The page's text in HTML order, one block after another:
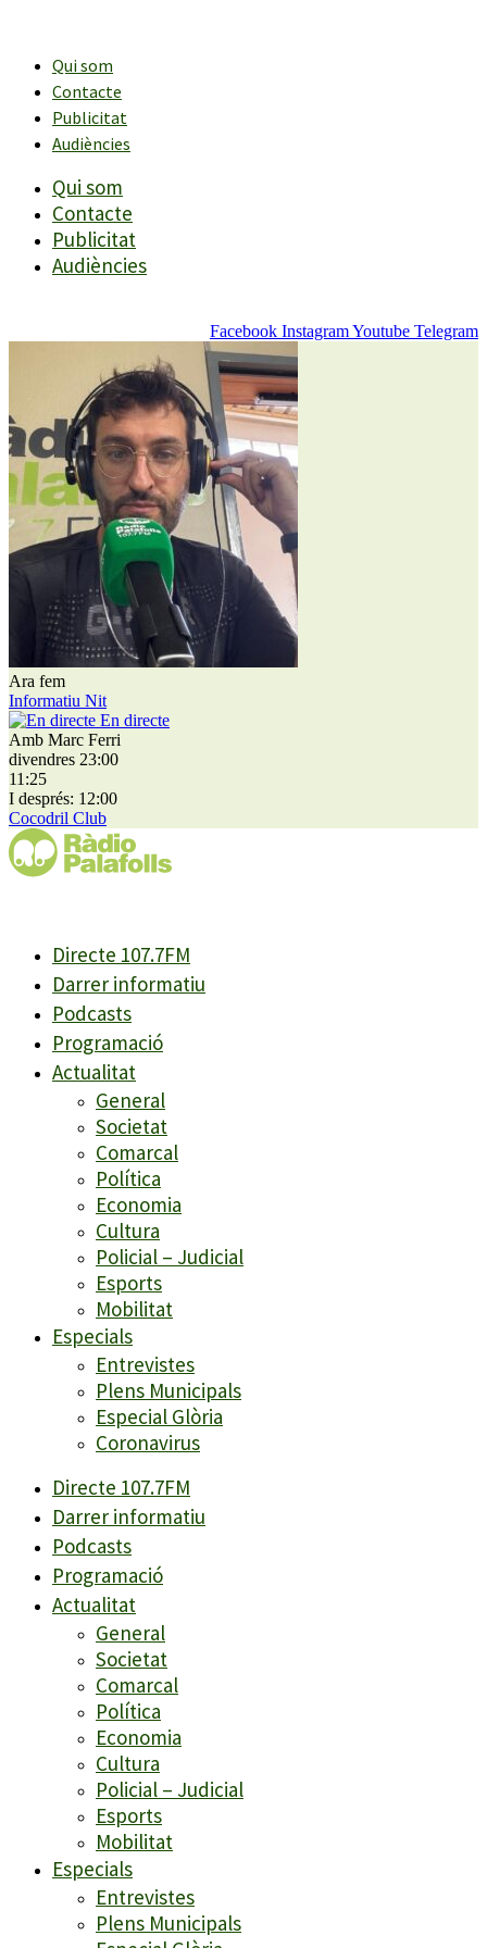
contingutQui som
Contacte
Publicitat
Audiències
Qui som
Contacte
Publicitat
Audiències
Facebook InstagramYoutube Telegram
Ara fem
Informatiu Nit
En directe
Amb Marc Ferri
divendres 23:00
11:25
I després: 12:00
Cocodril Club
Directe 107.7FM
Darrer informatiu
Podcasts
Programació
Actualitat
General
Societat
Comarcal
Política
Economia
Cultura
Policial – Judicial
Esports
Mobilitat
Especials
Entrevistes
Plens Municipals
Especial Glòria
Coronavirus
Directe 107.7FM
Darrer informatiu
Podcasts
Programació
Actualitat
General
Societat
Comarcal
Política
Economia
Cultura
Policial – Judicial
Esports
Mobilitat
Especials
Entrevistes
Plens Municipals